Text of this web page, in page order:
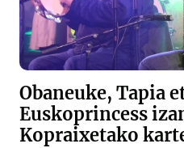
Obaneuke, Tapia
Euskoprincess
Kopraixetako